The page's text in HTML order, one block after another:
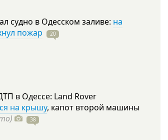
судно в Одесском заливе: на
пожар
20
в Одессе: Land Rover
на крышу, капот второй машины
38